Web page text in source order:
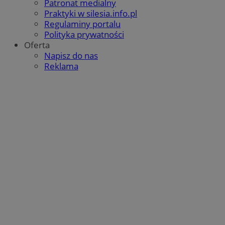
Patronat medialny
Praktyki w silesia.info.pl
Regulaminy portalu
Polityka prywatności
Oferta
Napisz do nas
Reklama
QeSessID orzesze.com.pl